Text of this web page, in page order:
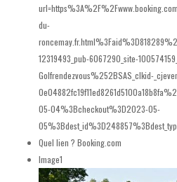
du-
12319493_pub-6067290_site-
Golfrendezvous%252BSAS_clkid-
05-04%3Bcheckout%3D2023-05-
Quel lien ? Booking.com
Image1